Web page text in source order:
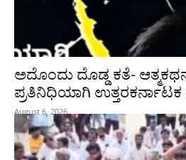
ಅದೊಂದು ದೊಡ್ಡ ಕತೆ-
ಪ್ರತಿನಿಧಿಯಾಗಿ ಉತ್ತರಕರ್ನಾಟಕ
August 6, 2026